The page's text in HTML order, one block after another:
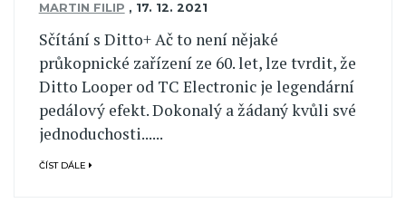
MARTIN FILIP , 17. 12. 2021
Sčítání s Ditto+ Ač to není nějaké
průkopnické zařízení ze 60. let, lze tvrdit, že
Ditto Looper od TC Electronic je legendární
pedálový efekt. Dokonalý a žádaný kvůli své
jednoduchosti......
ČÍST DÁLE